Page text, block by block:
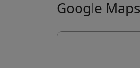
Google Maps